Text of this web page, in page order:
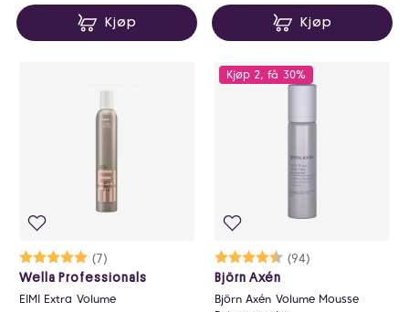
Kjøp Kjøp
Karakter:
(7)
5.0 av 5 mulige
Wella Professionals
EIMI Extra Volume
Kjøp 2, få 30%
Karakter:
(94)
4.5 av 5 mulige
Björn Axén
Björn Axén Volume Mousse